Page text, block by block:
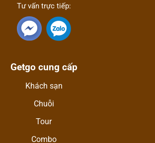
Tư vấn trực tiếp:
Getgo cung cấp
Khách sạn
Chuỗi
Tour
Combo